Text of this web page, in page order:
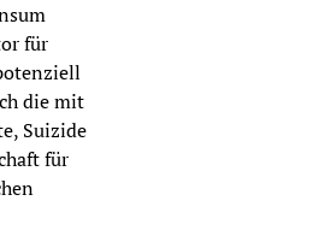
für
die mit
Suizide
für